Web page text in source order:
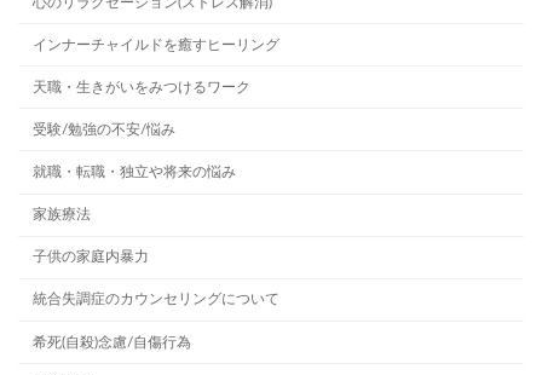
インナーチャイルドを癒すヒーリング
天職・生きがいをみつけるワーク
受験/勉強の不安/悩み
就職・転職・独立や将来の悩み
家族療法
子供の家庭内暴力
統合失調症のカウンセリングについて
希死(自殺)念慮/自傷行為